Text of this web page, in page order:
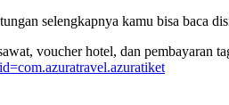
selengkapnya kamu bisa baca
voucher hotel, dan pembayaran